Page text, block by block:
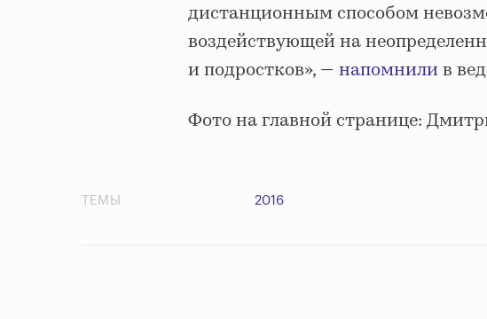
дистанционным способом
воздействующей на
и подростков», ― напомнили в
Фото на главной странице:
ТЕМЫ 2016